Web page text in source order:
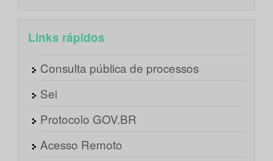
Links rápidos
Consulta pública de processos
Sei
Protocolo GOV.BR
Acesso Remoto